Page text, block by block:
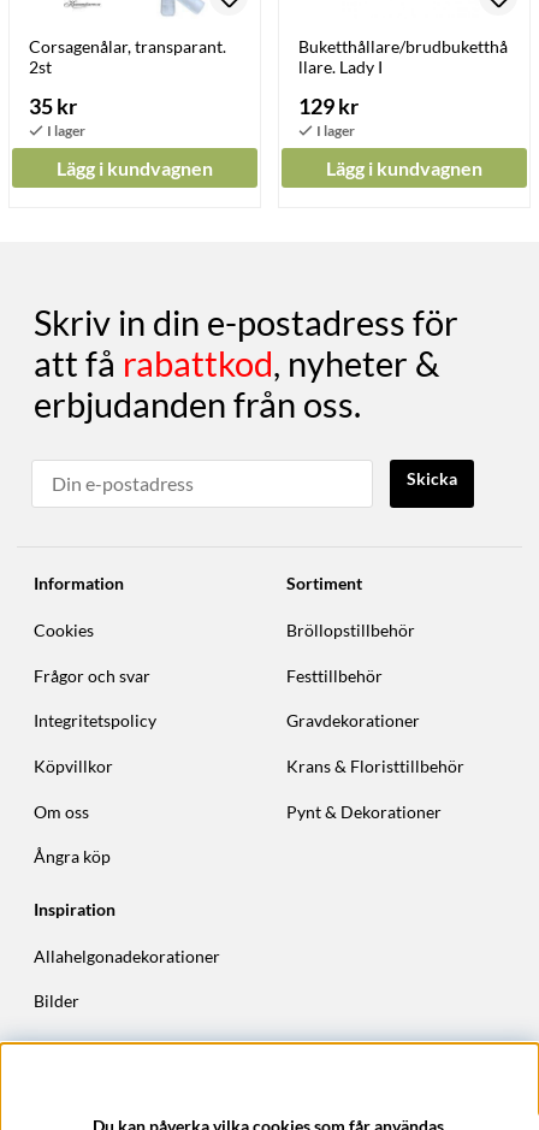
Corsagenålar, transparant.
2st
35 kr
Lägg i kundvagnen
Buketthållare/brudbuketthå
llare. Lady I
129 kr
Lägg i kundvagnen
Skriv in din e-postadress för
att få rabattkod, nyheter &
erbjudanden från oss.
Skicka
Information
Cookies
Frågor och svar
Integritetspolicy
Köpvillkor
Om oss
Ångra köp
Sortiment
Bröllopstillbehör
Festtillbehör
Gravdekorationer
Krans & Floristtillbehör
Pynt & Dekorationer
Inspiration
Allahelgonadekorationer
Bilder
Höstkransar
Du kan påverka vilka cookies som får användas.